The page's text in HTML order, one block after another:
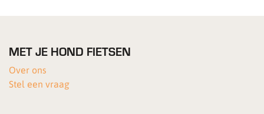
MET JE HOND FIETSEN
Over ons
Stel een vraag